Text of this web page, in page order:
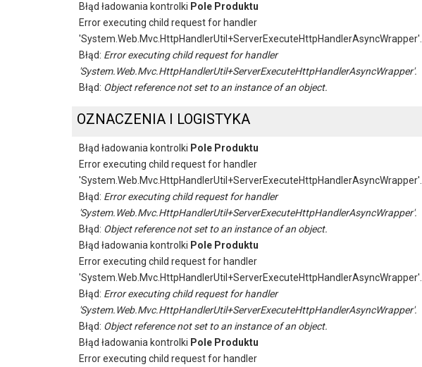
Błąd ładowania kontrolki Pole Produktu
Error executing child request for handler
'System.Web.Mvc.HttpHandlerUtil+ServerExecuteHttpHandlerAsyncWrapper'.
Błąd: Error executing child request for handler
'System.Web.Mvc.HttpHandlerUtil+ServerExecuteHttpHandlerAsyncWrapper'.
Błąd: Object reference not set to an instance of an object.
OZNACZENIA I LOGISTYKA
Błąd ładowania kontrolki Pole Produktu
Error executing child request for handler
'System.Web.Mvc.HttpHandlerUtil+ServerExecuteHttpHandlerAsyncWrapper'.
Błąd: Error executing child request for handler
'System.Web.Mvc.HttpHandlerUtil+ServerExecuteHttpHandlerAsyncWrapper'.
Błąd: Object reference not set to an instance of an object.
Błąd ładowania kontrolki Pole Produktu
Error executing child request for handler
'System.Web.Mvc.HttpHandlerUtil+ServerExecuteHttpHandlerAsyncWrapper'.
Błąd: Error executing child request for handler
'System.Web.Mvc.HttpHandlerUtil+ServerExecuteHttpHandlerAsyncWrapper'.
Błąd: Object reference not set to an instance of an object.
Błąd ładowania kontrolki Pole Produktu
Error executing child request for handler